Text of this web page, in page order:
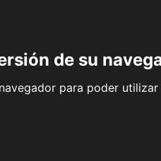
de su
para poder